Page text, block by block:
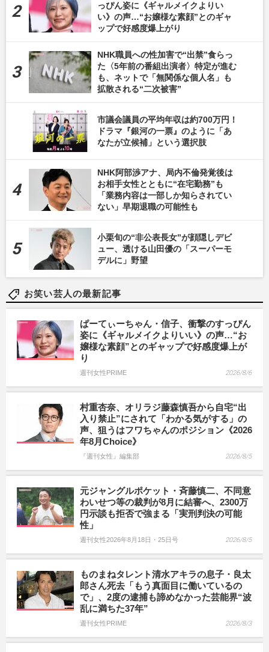
っぴん姿に《ギャルメイクよりい
い》の声…“お嬢様な素顔”とのギャ
ップで好感度爆上がり
NHK職員への性加害で“出禁”食らっ
た〈5年前の番組出演者〉特定が進む
も、ネットで「無関係な個人名」も
拡散される“二次被害”
市議会議員の平均年収は約700万円！
ドラマ『銀河の一票』のように「あ
なたが立候補」という選択肢
NHK阿部渉アナ、局内不倫発覚後は
お相手女性とともに“在宅勤務”も
「業務内容は一部しか知らされてい
ない」早期退職の可能性も
小栗旬の“非公表長女”が顔隠しデビ
ュー、透ける山田優の「スーパーモ
デルに」野望
お笑い芸人の最新記事
ぱーてぃーちゃん・信子、衝撃のすっぴん
姿に《ギャルメイクよりいい》の声…“お
嬢様な素顔”とのギャップで好感度爆上が
り
週刊女性PRIME 2026/8/6
村重杏奈、オリラジ藤森慎吾から自宅“出
入り禁止”にされて「わかる気がする」の
声、狙うはフワちゃんのポジション《2026
年8月Choice》
『週刊女性』編集部 2026/8/5
元ジャングルポケット・斉藤慎二、不同意
わいせつ等の裁判が8月に結審へ、2300万
円示談も拒否で強まる「実刑判決の可能
性」
週刊女性2026年8月18日・25日号 2026/8/5
ものまねタレント清水アキラの息子・良太
郎さん死去「もう真面目に働いているの
で」、2度の逮捕も諦めなかった芸能界“波
乱に満ちた37年”
週刊女性PRIME 2026/8/3